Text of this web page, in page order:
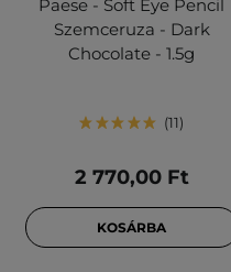
Paese - Soft Eye Pencil
Szemceruza - Dark
Chocolate - 1.5g
11
2 770,00 Ft
KOSÁRBA